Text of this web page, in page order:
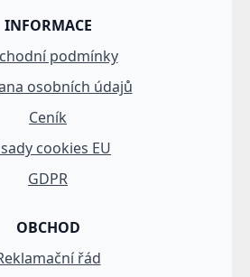
INFORMACE
podmínky
osobních údajů
Ceník
cookies EU
GDPR
OBCHOD
řád